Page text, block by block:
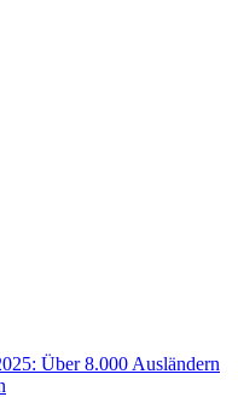
Über 8.000 Ausländern